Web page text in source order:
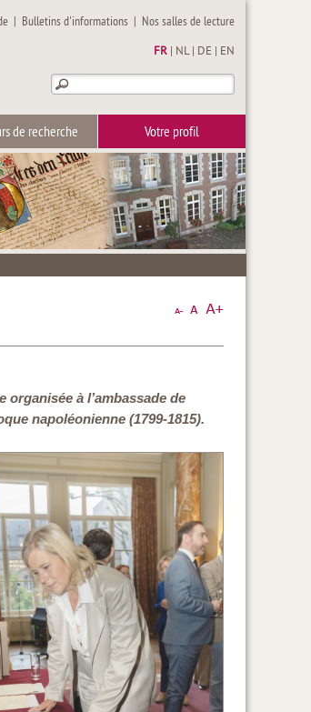
| Bulletins d'informations | Nos salles de lecture
FR NL| DE EN
de recherche Votre profil
à l’ambassade de
napoléonienne (1799-1815).